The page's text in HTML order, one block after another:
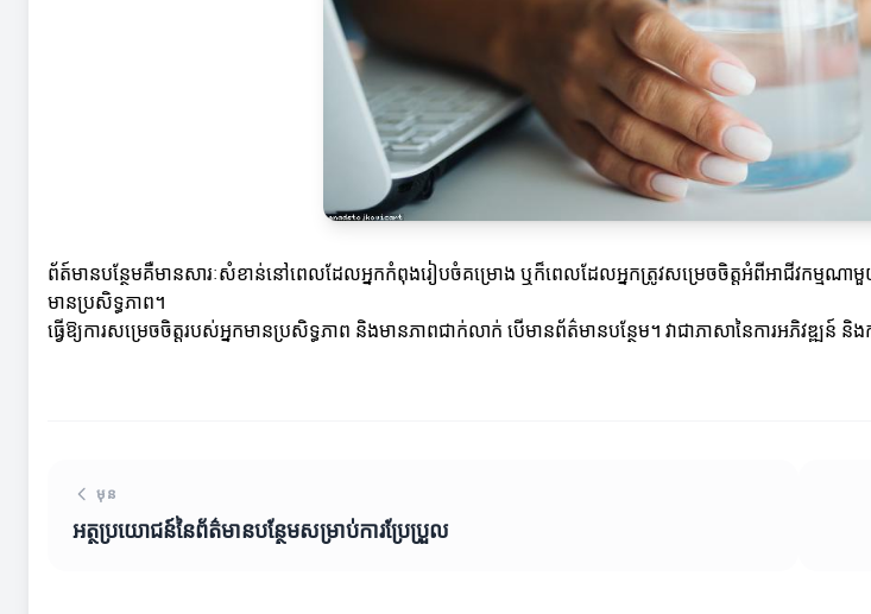
ព័ត៍មានបន្ថែមគឺមានសារៈសំខាន់នៅពេលដែលអ្នកកំពុងរៀបចំគម្រោង ឬក៏ពេលដែលអ្នកត្រូវសម្រេចចិត្តអំពីអាជីវកម្មណា
មានប្រសិទ្ធភាព។
ធ្វើឱ្យការសម្រេចចិត្តរបស់អ្នកមានប្រសិទ្ធភាព និងមានភាពជាក់លាក់ បើមានព័ត៌មានបន្ថែម។ វា​ជាភាសានៃការអភិវឌ្ឍន៍
មុន
អត្ថប្រយោជន៍នៃព័ត៌មានបន្ថែមសម្រាប់ការប្រែប្រួល